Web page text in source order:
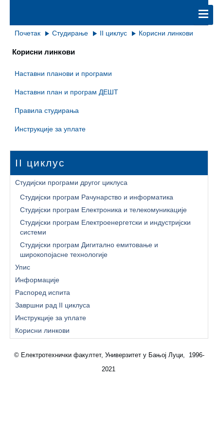
Почетак Студирање II циклус Корисни линкови
Корисни линкови
Наставни планови и програми
Наставни план и програм ДЕШТ
Правила студирања
Инструкције за уплате
II циклус
Студијски програми другог циклуса
Студијски програм Рачунарство и информатика
Студијски програм Електроника и телекомуникације
Студијски програм Електроенергетски и индустријски
системи
Студијски програм Дигитално емитовање и
широкопојасне технологије
Упис
Информације
Распоред испита
Завршни рад II циклуса
Инструкције за уплате
Корисни линкови
© Електротехнички факултет, Универзитет у Бањој Луци, 1996-
2021